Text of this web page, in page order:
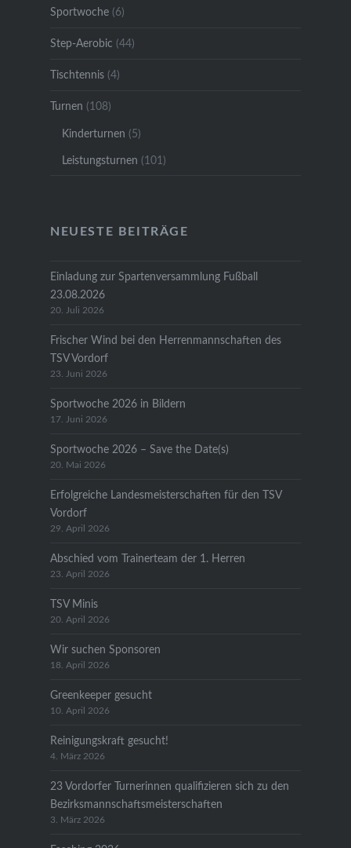
Sportwoche(6)
Step-Aerobic (44)
Tischtennis(4)
Turnen (108)
Kinderturnen (5)
Leistungsturnen (101)
NEUESTE BEITRÄGE
Einladung zur Spartenversammlung Fußball
23.08.2026
20. Juli 2026
Frischer Wind bei den Herrenmannschaften des
TSV Vordorf
23. Juni 2026
Sportwoche 2026 in Bildern
17. Juni 2026
Sportwoche 2026 – Save the Date(s)
20. Mai 2026
Erfolgreiche Landesmeisterschaften für den TSV
Vordorf
29. April 2026
Abschied vom Trainerteam der 1. Herren
23. April 2026
TSV Minis
20. April 2026
Wir suchen Sponsoren
18. April 2026
Greenkeeper gesucht
10. April 2026
Reinigungskraft gesucht!
4. März 2026
23 Vordorfer Turnerinnen qualifizieren sich zu den
Bezirksmannschaftsmeisterschaften
3. März 2026